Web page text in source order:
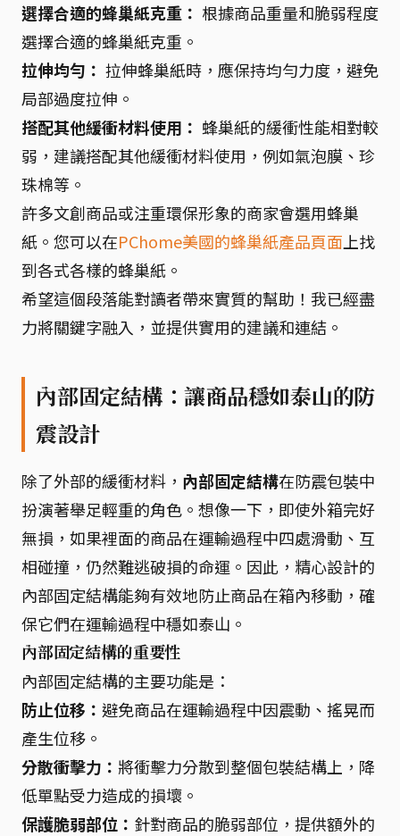
選擇合適的蜂巢紙克重： 根據商品重量和脆弱程度
選擇合適的蜂巢紙克重。
拉伸均勻： 拉伸蜂巢紙時，應保持均勻力度，避免
局部過度拉伸。
搭配其他緩衝材料使用： 蜂巢紙的緩衝性能相對較
弱，建議搭配其他緩衝材料使用，例如氣泡膜、珍
珠棉等。
許多文創商品或注重環保形象的商家會選用蜂巢
紙。您可以在PChome美國的蜂巢紙產品頁面 上找
到各式各樣的蜂巢紙。
希望這個段落能對讀者帶來實質的幫助！我已經盡
力將關鍵字融入，並提供實用的建議和連結。
內部固定結構：讓商品穩如泰山的防
震設計
除了外部的緩衝材料， 內部固定結構在防震包裝中
扮演著舉足輕重的角色。想像一下，即使外箱完好
無損，如果裡面的商品在運輸過程中四處滑動、互
相碰撞，仍然難逃破損的命運。因此，精心設計的
內部固定結構能夠有效地防止商品在箱內移動，確
保它們在運輸過程中穩如泰山。
內部固定結構的重要性
內部固定結構的主要功能是：
防止位移： 避免商品在運輸過程中因震動、搖晃而
產生位移。
分散衝擊力： 將衝擊力分散到整個包裝結構上，降
低單點受力造成的損壞。
保護脆弱部位： 針對商品的脆弱部位，提供額外的